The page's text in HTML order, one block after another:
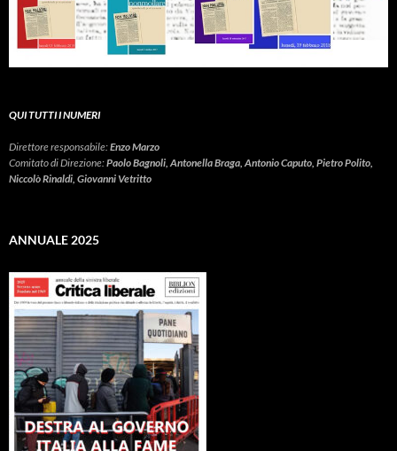
QUI TUTTI I NUMERI
Direttore responsabile:Enzo Marzo
Comitato di Direzione:Paolo Bagnoli, Antonella Braga, Antonio Caputo, Pietro Polito,
Niccolò Rinaldi, Giovanni Vetritto
ANNUALE 2025